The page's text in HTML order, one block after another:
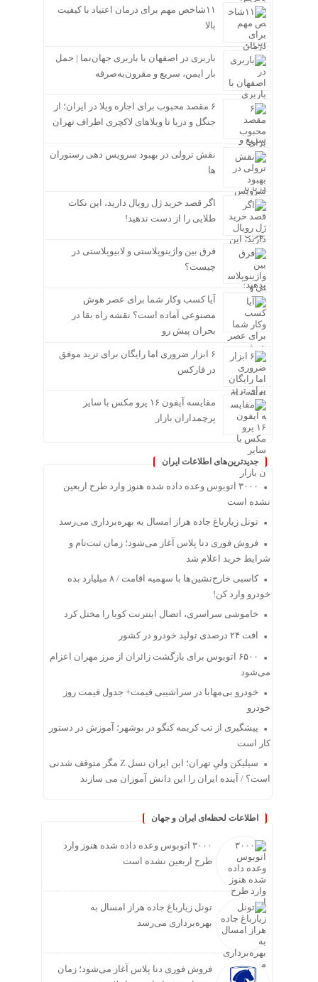
۱۱شاخص مهم برای درمان اعتیاد با کیفیت
بالا
باربری در اصفهان با باربری جهان‌نما | حمل
بار ایمن، سریع و مقرون‌به‌صرفه
۶ مقصد محبوب برای اجاره ویلا در ایران؛ از
جنگل و دریا تا ویلاهای لاکچری اطراف تهران
نقش ترولی در بهبود سرویس دهی رستوران
ها
اگر قصد خرید ژل رویال دارید، این نکات
طلایی را از دست ندهید!
فرق بین واژینوپلاستی و لابیوپلاستی در
چیست؟
آیا کسب وکار شما برای عصر هوش
مصنوعی آماده است؟ نقشه راه بقا در
بحران پیش رو
۶ ابزار ضروری اما رایگان برای ترید موفق
در فارکس
مقایسه آیفون ۱۶ پرو مکس با سایر
پرچمداران بازار
جدیدترین‌های اطلاعات ایران
۳۰۰۰ اتوبوس وعده داده شده هنوز وارد طرح اربعین
نشده است
تونل زیارباغ جاده هراز امسال به بهره‌برداری می‌رسد
فروش فوری دنا پلاس آغاز می‌شود؛ زمان ثبت‌نام و
شرایط خرید اعلام شد
کاسبی خارج‌نشین‌ها با سهمیه اقامت / ۸ میلیارد بده
خودرو وارد کن!
خاموشی سراسری، اتصال اینترنت کوبا را مختل کرد
افت ۲۴ درصدی تولید خودرو در کشور
۶۵۰۰ اتوبوس برای بازگشت زائران از مرز مهران اعزام
می‌شود
خودرو بی‌مهابا در سراشیبی قیمت+ جدول قیمت روز
خودرو
پیشگیری از تب کریمه کنگو در بوشهر؛ آموزش در دستور
کار است
سیلیکن ولیِ تهران؛ این ایران نسل Z مگر متوقف شدنی
است؟ / آینده ایران را این دانش آموزان می سازند
اطلاعات لحظه‌ای ایران و جهان
۳۰۰۰ اتوبوس وعده داده شده هنوز وارد
طرح اربعین نشده است
تونل زیارباغ جاده هراز امسال به
بهره‌برداری می‌رسد
فروش فوری دنا پلاس آغاز می‌شود؛ زمان